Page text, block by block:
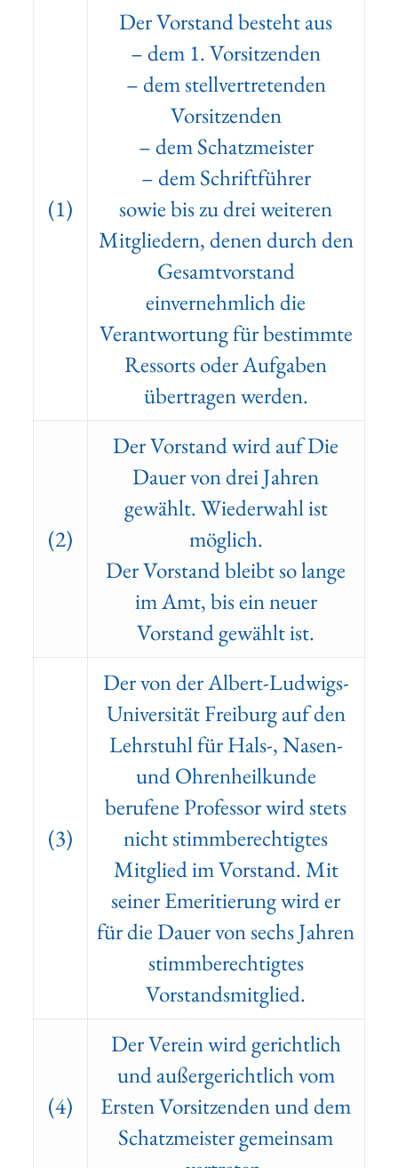
(1)
Der Vorstand besteht aus
– dem 1. Vorsitzenden
– dem stellvertretenden
Vorsitzenden
– dem Schatzmeister
– dem Schriftführer
sowie bis zu drei weiteren
Mitgliedern, denen durch den
Gesamtvorstand
einvernehmlich die
Verantwortung für bestimmte
Ressorts oder Aufgaben
übertragen werden.
(2)
Der Vorstand wird auf Die
Dauer von drei Jahren
gewählt. Wiederwahl ist
möglich.
Der Vorstand bleibt so lange
im Amt, bis ein neuer
Vorstand gewählt ist.
(3)
Der von der Albert-Ludwigs-
Universität Freiburg auf den
Lehrstuhl für Hals-, Nasen-
und Ohrenheilkunde
berufene Professor wird stets
nicht stimmberechtigtes
Mitglied im Vorstand. Mit
seiner Emeritierung wird er
für die Dauer von sechs Jahren
stimmberechtigtes
Vorstandsmitglied.
(4)
Der Verein wird gerichtlich
und außergerichtlich vom
Ersten Vorsitzenden und dem
Schatzmeister gemeinsam